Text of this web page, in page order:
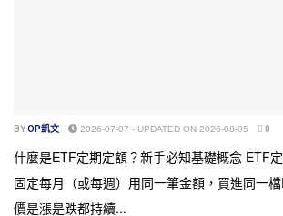
BYOP凱文 2026-07-07 - UPDATED ON 2026-08-05 0
什麼是ETF定期定額？新手必知基礎概念 ETF
固定每月（或每週）用同一筆金額，買進同一
價是漲是跌都持續...